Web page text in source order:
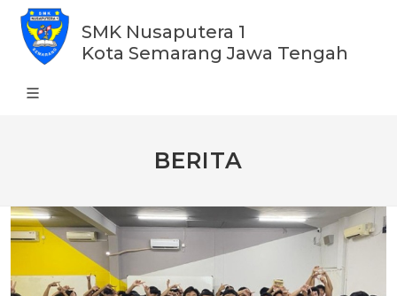
SMK Nusaputera 1
Kota Semarang Jawa Tengah
BERITA